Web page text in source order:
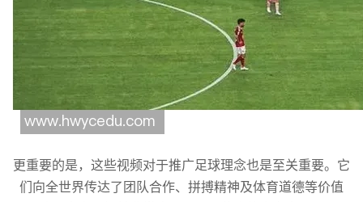
更重要的是，这些视频对于推广足球理念也是至关重要。它
们向全世界传达了团队合作、拼搏精神及体育道德等价值